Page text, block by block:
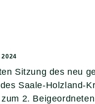
Sitzung des neu
Saale-Holzland-
2.